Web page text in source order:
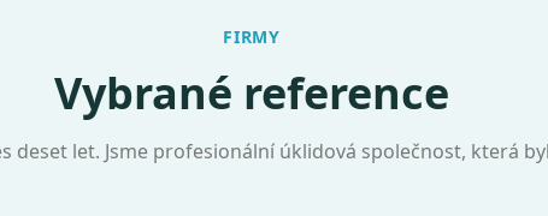
FIRMY
Vybrané reference
deset let. Jsme profesionální úklidová společnost, která